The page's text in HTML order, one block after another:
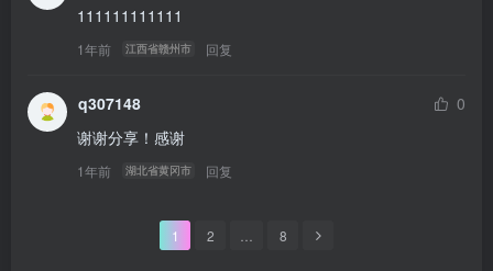
111111111111
1年前 江西省赣州市 回复
q307148
0
谢谢分享！感谢
1年前 湖北省黄冈市 回复
1 2 8